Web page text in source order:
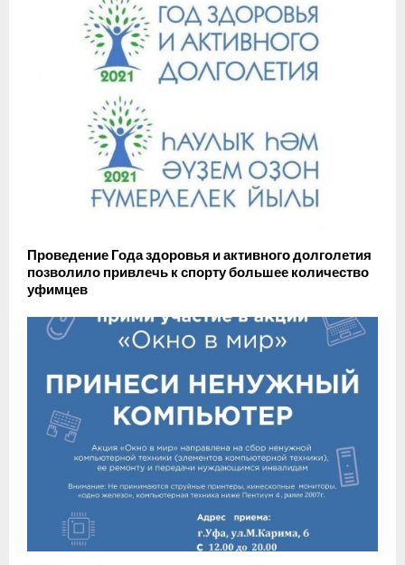
Проведение Года здоровья и активного долголетия
позволило привлечь к спорту большее количество
уфимцев